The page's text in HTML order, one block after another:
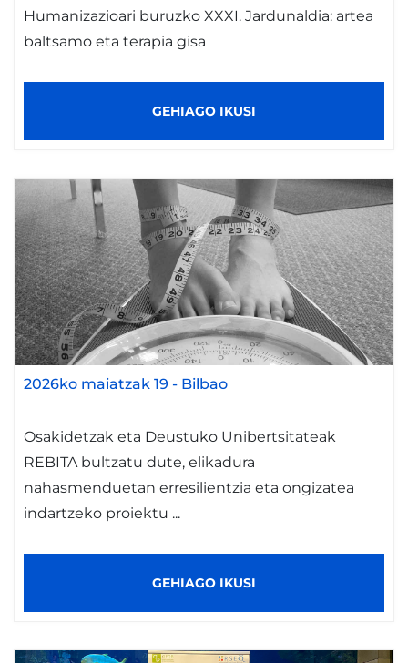
Humanizazioari buruzko XXXI. Jardunaldia: artea
baltsamo eta terapia gisa
GEHIAGO IKUSI
2026ko maiatzak 19 - Bilbao
Osakidetzak eta Deustuko Unibertsitateak
REBITA bultzatu dute, elikadura
nahasmenduetan erresilientzia eta ongizatea
indartzeko proiektu ...
GEHIAGO IKUSI